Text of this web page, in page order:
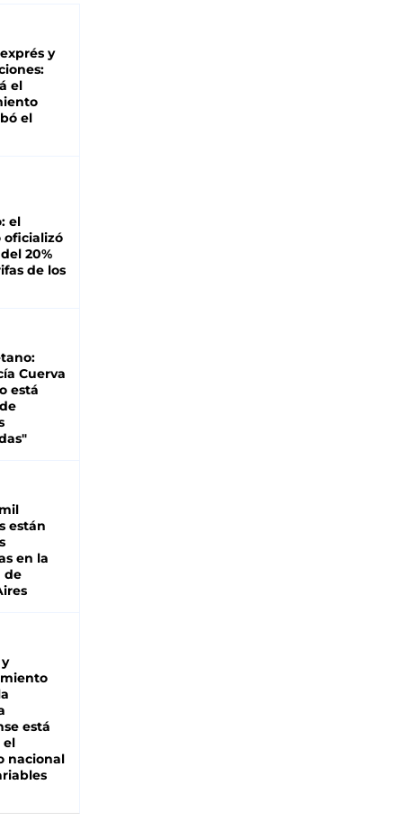
y
el
el
el
oficializó
20%
de los
Cuerva
está
están
en la
de
está
el
nacional